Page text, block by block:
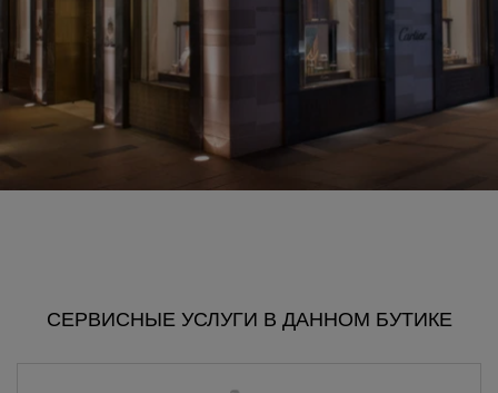
СЕРВИСНЫЕ УСЛУГИ В ДАННОМ БУТИКЕ